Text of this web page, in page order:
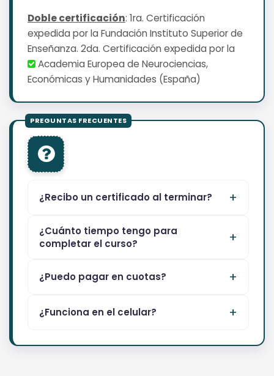
Doble certificación: 1ra. Certificación
expedida por la Fundación Instituto Superior de
Enseñanza. 2da. Certificación expedida por la
Academia Europea de Neurociencias,
Económicas y Humanidades (España)
¿Recibo un certificado al terminar?
¿Cuánto tiempo tengo para
completar el curso?
¿Puedo pagar en cuotas?
¿Funciona en el celular?